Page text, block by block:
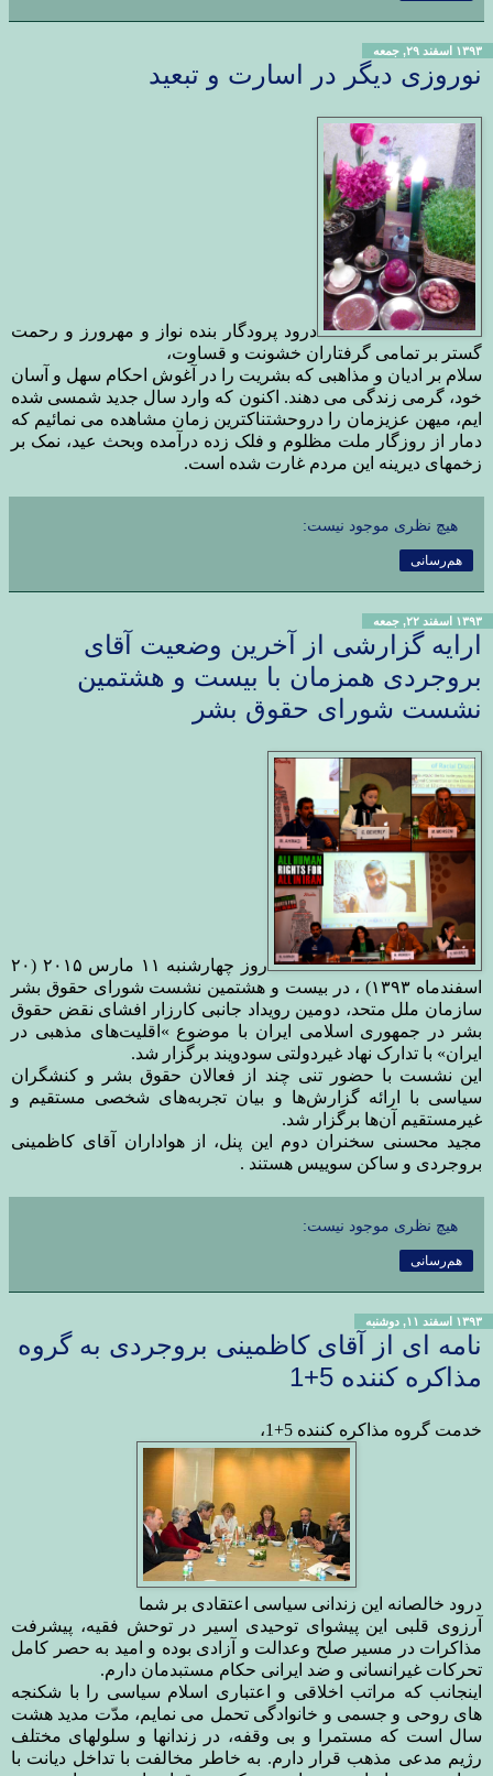
۱۳۹۳ اسفند ۲۹, جمعه
نوروزی دیگر در اسارت و تبعید
درود پرودگار بنده نواز و مهرورز و رحمت
گستر بر تمامی گرفتاران خشونت و قساوت،
سلام بر ادیان و مذاهبی که بشریت را در آغوش احکام سهل و آسان
خود، گرمی زندگی می دهند. اکنون که وارد سال جدید شمسی شده
ایم، میهن عزیزمان را
دروحشتناکترین زمان مشاهده می نمائیم که
دمار از روزگار ملت مظلوم و فلک زده درآمده وبحث عید، نمک بر
زخمهای دیرینه این مردم غارت شده است.
هیچ نظری موجود نیست:
هم‌رسانی
۱۳۹۳ اسفند ۲۲, جمعه
ارایه گزارشی از آخرین وضعیت آقای
بروجردی همزمان با بیست و هشتمین
نشست شورای حقوق بشر
روز چهارشنبه ۱۱ مارس ۲۰۱۵ (۲۰
اسفند‌ماه ۱۳۹۳)
، در بیست و هشتمین نشست شورای حقوق بشر
سازمان ملل متحد، دومین رویداد جانبی کارزار افشاى نقض حقوق
بشر در جمهورى اسلامى ایران با موضوع « اقلیت‌های مذهبی در
ایران» با تدارک نهاد غیر‌دولتی سودویند برگزار شد.
این نشست با حضور تنی چند از فعالان حقوق بشر و کنشگران
سیاسی با ارائه گزارش‌ها و بیان تجربه‌های شخصی مستقیم و
غیر‌مستقیم آن‌ها برگزار شد.
مجید محسنی سخنران دوم این پنل، از هواداران آقای کاظمینی
بروجردی و ساکن سوییس هستند .
هیچ نظری موجود نیست:
هم‌رسانی
۱۳۹۳ اسفند ۱۱, دوشنبه
نامه ای از آقای کاظمینی بروجردی به گروه
مذاکره کننده 5+1
خدمت گروه مذاکره کننده 5+1،
درود خالصانه این زندانی سیاسی اعتقادی بر شما
آرزوی قلبی این پیشوای توحیدی اسیر در توحش فقیه، پیشرفت
مذاکرات در مسیر صلح وعدالت و آزادی بوده و امید به حصر کامل
تحرکات غیرانسانی و ضد ایرانی حکام مستبدمان دارم.
اینجانب که مراتب اخلاقی و اعتباری اسلام سیاسی را با شکنجه
های روحی و جسمی و خانوادگی تحمل می نمایم، مدّت مدید هشت
سال است که مستمرا و بی وقفه، در زندانها و سلولهای مختلف
رژیم مدعی مذهب قرار دارم. به خاطر مخالفت با تداخل دیانت با